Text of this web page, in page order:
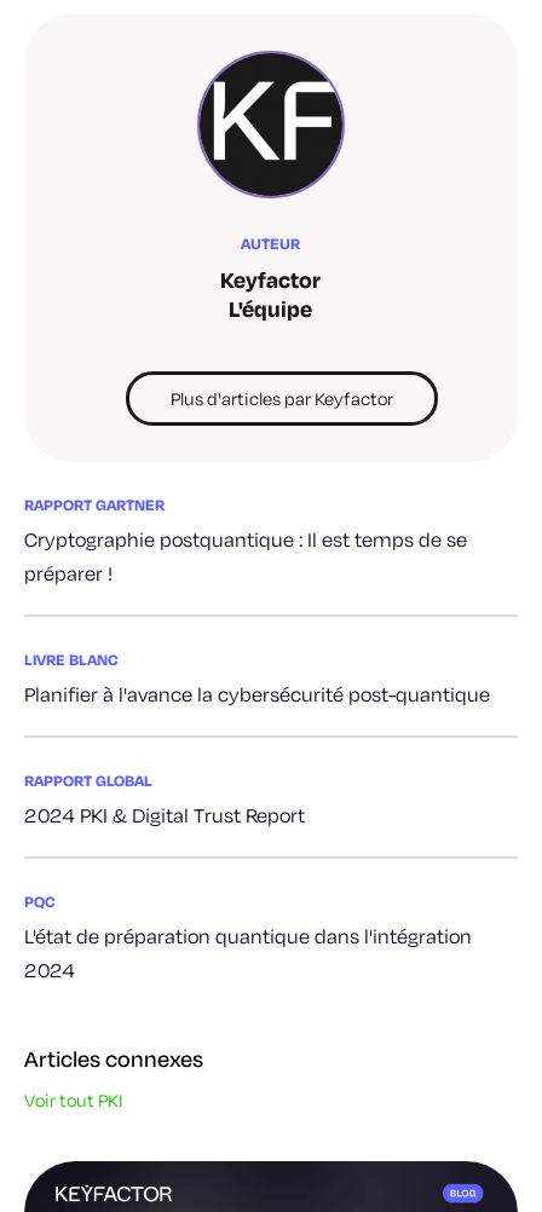
AUTEUR
Keyfactor
L'équipe
Plus d'articles par Keyfactor
RAPPORT GARTNER
Cryptographie postquantique : Il est temps de se
préparer !
LIVRE BLANC
Planifier à l'avance la cybersécurité post-quantique
RAPPORT GLOBAL
2024 PKI & Digital Trust Report
PQC
L'état de préparation quantique dans l'intégration
2024
Articles connexes
Voir tout PKI